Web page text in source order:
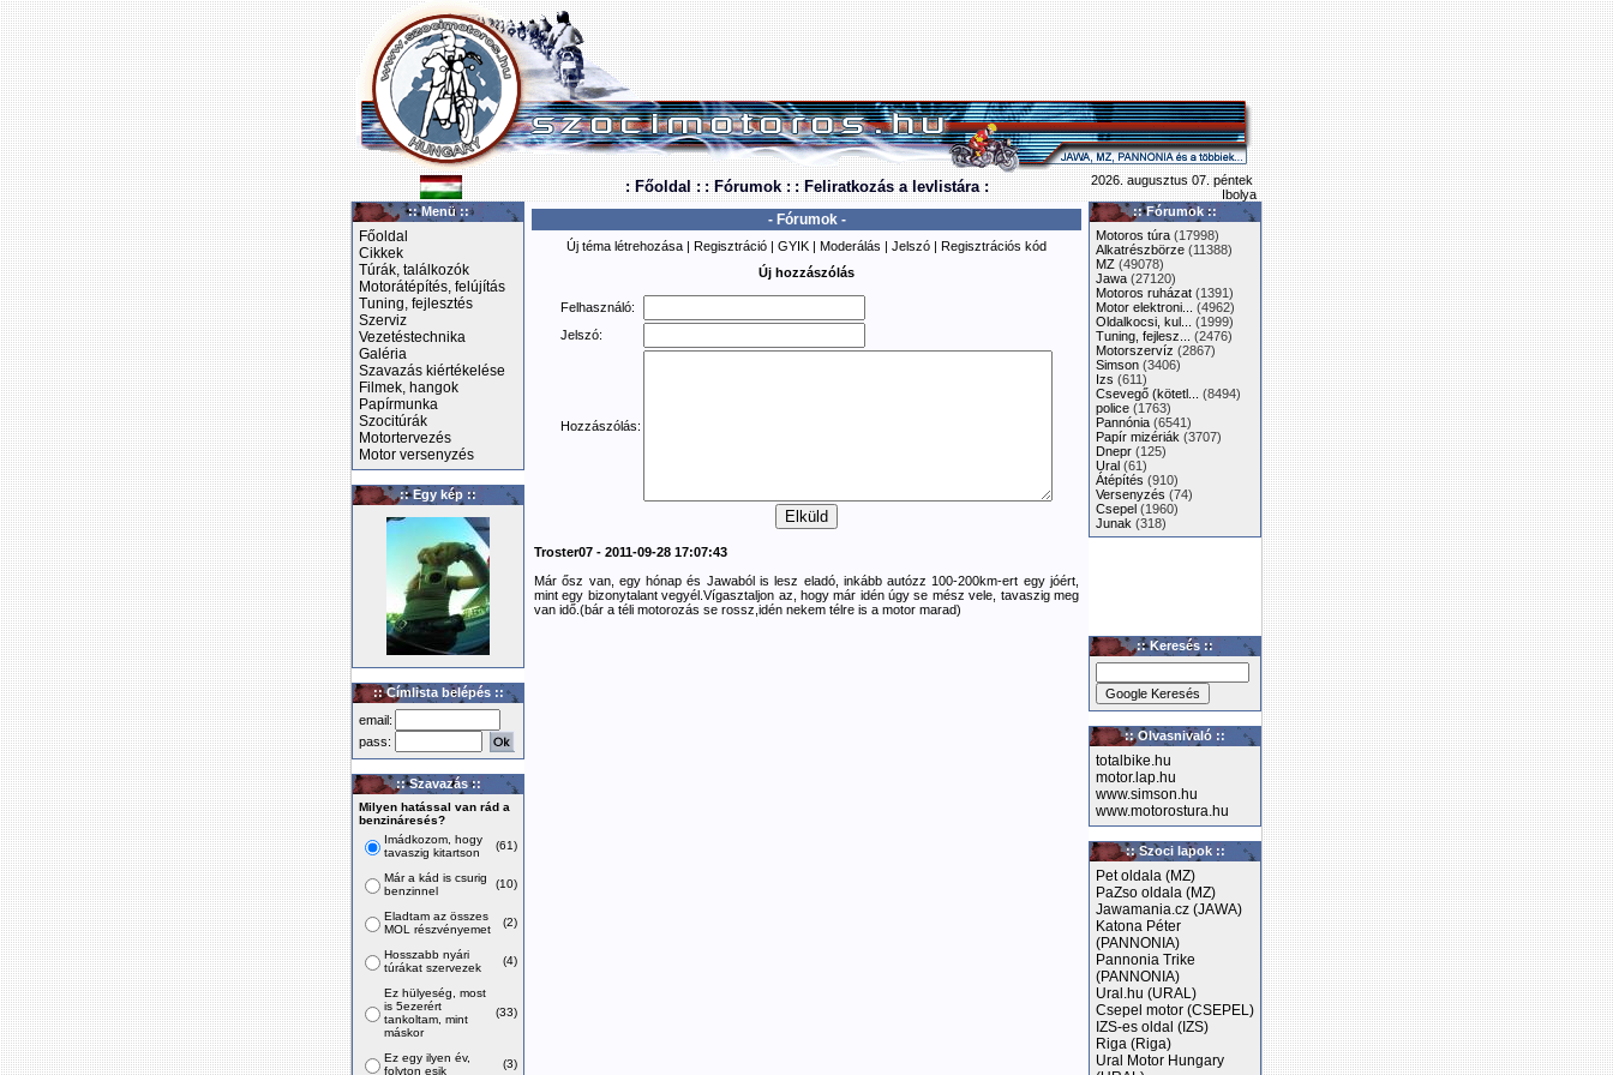
: Főoldal : : Fórumok : : Feliratkozás a levlistára :
2026. augusztus 07. péntek
Ibolya
:: Menü ::
Főoldal
Cikkek
Túrák, találkozók
Motorátépítés, felújítás
Tuning, fejlesztés
Szerviz
Vezetéstechnika
Galéria
Szavazás kiértékelése
Filmek, hangok
Papírmunka
Szocitúrák
Motortervezés
Motor versenyzés
:: Egy kép ::
:: Címlista belépés ::
email:
pass:
:: Szavazás ::
Milyen hatással van rád a
benzináresés?
Imádkozom, hogy
tavaszig kitartson
(61)
Már a kád is csurig
benzinnel
(10)
Eladtam az összes
MOL részvényemet
(2)
Hosszabb nyári
túrákat szervezek
(4)
Ez hülyeség, most
is 5ezerért
tankoltam, mint
máskor
(33)
Ez egy ilyen év,
folyton esik
(3)
- Fórumok -
Új téma létrehozása | Regisztráció | GYIK | Moderálás | Jelszó | Regisztrációs kód
Új hozzászólás
Felhasználó:
Jelszó:
Hozzászólás:
Troster07 - 2011-09-28 17:07:43
Már ősz van, egy hónap és Jawaból is lesz eladó, inkább autózz 100-200km-ert egy jóért,
mint egy bizonytalant vegyél.Vígasztaljon az, hogy már idén úgy se mész vele, tavaszig meg
van idő.(bár a téli motorozás se rossz,idén nekem télre is a motor marad)
:: Fórumok ::
Motoros túra (17998)
Alkatrészbörze (11388)
MZ (49078)
Jawa (27120)
Motoros ruházat (1391)
Motor elektroni...
(4962)
Oldalkocsi, kul...
(1999)
Tuning, fejlesz...
(2476)
Motorszervíz (2867)
Simson (3406)
Izs (611)
Csevegő (kötetl...
(8494)
police (1763)
Pannónia (6541)
Papír mizériák (3707)
Dnepr (125)
Ural (61)
Átépítés (910)
Versenyzés (74)
Csepel (1960)
Junak (318)
:: Keresés ::
:: Olvasnivaló ::
totalbike.hu
motor.lap.hu
www.simson.hu
www.motorostura.hu
:: Szoci lapok ::
Pet oldala (MZ)
PaZso oldala (MZ)
Jawamania.cz (JAWA)
Katona Péter
(PANNONIA)
Pannonia Trike
(PANNONIA)
Ural.hu (URAL)
Csepel motor (CSEPEL)
IZS-es oldal (IZS)
Riga (Riga)
Ural Motor Hungary